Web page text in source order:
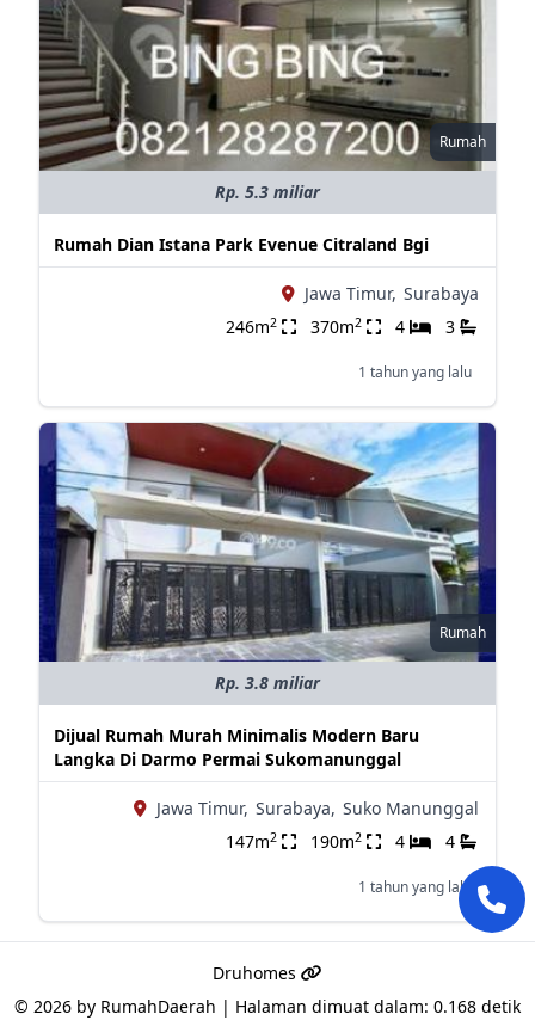
Rumah
Rp. 5.3 miliar
Rumah Dian Istana Park Evenue Citraland Bgi
Jawa Timur, Surabaya
246m2 370m2 4 3
1 tahun yang lalu
Rumah
Rp. 3.8 miliar
Dijual Rumah Murah Minimalis Modern Baru
Langka Di Darmo Permai Sukomanunggal
Jawa Timur, Surabaya, Suko Manunggal
147m2 190m2 4 4
1 tahun yang lalu
Druhomes
© 2026 by RumahDaerah | Halaman dimuat dalam: 0.168 detik